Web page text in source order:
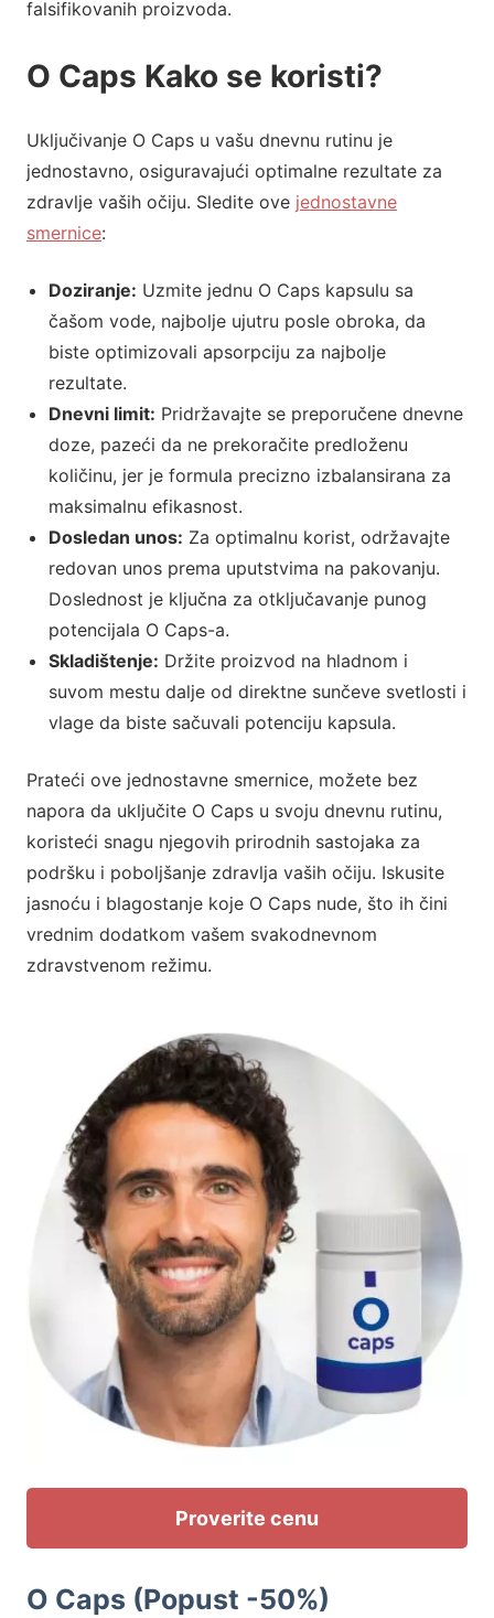
falsifikovanih proizvoda.
O Caps Kako se koristi?
Uključivanje O Caps u vašu dnevnu rutinu je
jednostavno, osiguravajući optimalne rezultate za
zdravlje vaših očiju. Sledite ove jednostavne
smernice:
Doziranje: Uzmite jednu O Caps kapsulu sa
čašom vode, najbolje ujutru posle obroka, da
biste optimizovali apsorpciju za najbolje
rezultate.
Dnevni limit: Pridržavajte se preporučene dnevne
doze, pazeći da ne prekoračite predloženu
količinu, jer je formula precizno izbalansirana za
maksimalnu efikasnost.
Dosledan unos: Za optimalnu korist, održavajte
redovan unos prema uputstvima na pakovanju.
Doslednost je ključna za otključavanje punog
potencijala O Caps-a.
Skladištenje: Držite proizvod na hladnom i
suvom mestu dalje od direktne sunčeve svetlosti i
vlage da biste sačuvali potenciju kapsula.
Prateći ove jednostavne smernice, možete bez
napora da uključite O Caps u svoju dnevnu rutinu,
koristeći snagu njegovih prirodnih sastojaka za
podršku i poboljšanje zdravlja vaših očiju. Iskusite
jasnoću i blagostanje koje O Caps nude, što ih čini
vrednim dodatkom vašem svakodnevnom
zdravstvenom režimu.
O Caps (Popust -50%)
Proverite cenu